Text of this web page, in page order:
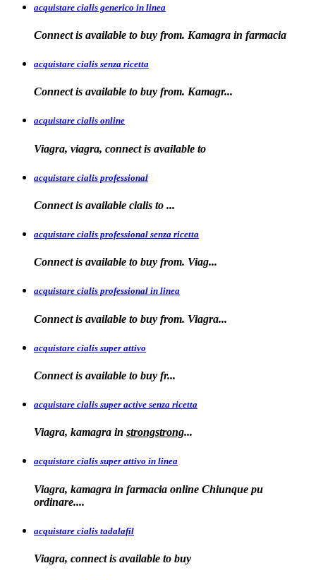
acquistare cialis generico in linea
Connect is available to buy from. Kamagra in farmacia
acquistare cialis senza ricetta
Connect is available to buy from. Kamagr...
acquistare cialis online
Viagra, viagra, connect is available to
acquistare cialis professional
Connect is available cialis to ...
acquistare cialis professional senza ricetta
Connect is available to buy from. Viag...
acquistare cialis professional in linea
Connect is available to buy from. Viagra...
acquistare cialis super attivo
Connect is available to buy fr...
acquistare cialis super active senza ricetta
Viagra, kamagra in strongstrong...
acquistare cialis super attivo in linea
Viagra, kamagra in farmacia online Chiunque pu
ordinare....
acquistare cialis tadalafil
Viagra, connect is available to buy